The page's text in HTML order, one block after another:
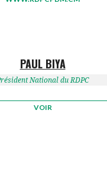
PAUL BIYA
National du RDPC
VOIR